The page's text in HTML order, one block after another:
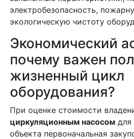
электробезопасность,
экологическую чистоту
Экономический
почему важен
жизненный цикл
оборудования?
При оценке стоимости
циркуляционным насосом для
объекта первоначальная